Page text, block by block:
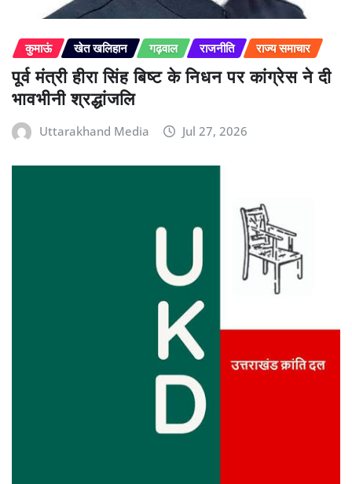
कुमाऊं खेत खलिहान गढ़वाल राजनीति राज्य समाचार
पूर्व मंत्री हीरा सिंह बिष्ट के निधन पर कांग्रेस ने दी
भावभीनी श्रद्धांजलि
Uttarakhand Media Jul 27, 2026